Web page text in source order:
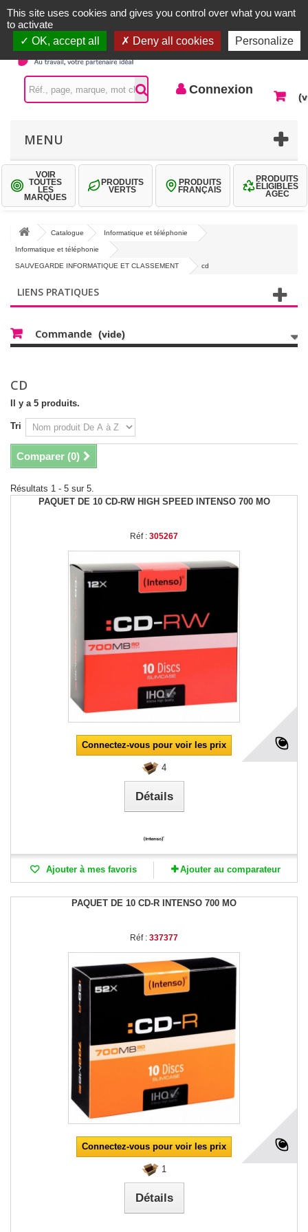
Contactez-nous
Connexion
MENU
VOIR
TOUTES
LES
MARQUES
PRODUITS
VERTS
PRODUITS
FRANÇAIS
PRODUITS
ÉLIGIBLES
AGEC
Catalogue Informatique et téléphonie
Informatique et téléphonie
SAUVEGARDE INFORMATIQUE ET CLASSEMENT cd
LIENS PRATIQUES
Commande (vide)
CD
Il y a 5 produits.
Tri
Comparer (0)
Résultats 1 - 5 sur 5.
PAQUET DE 10 CD-RW HIGH SPEED INTENSO 700 MO
Réf : 305267
Connectez-vous pour voir les prix
4
Détails
Ajouter à mes favoris Ajouter au comparateur
PAQUET DE 10 CD-R INTENSO 700 MO
Réf : 337377
Connectez-vous pour voir les prix
1
Détails
This site uses cookies and gives you control over what you want
to activate
OK, accept all
Deny all cookies Personalize